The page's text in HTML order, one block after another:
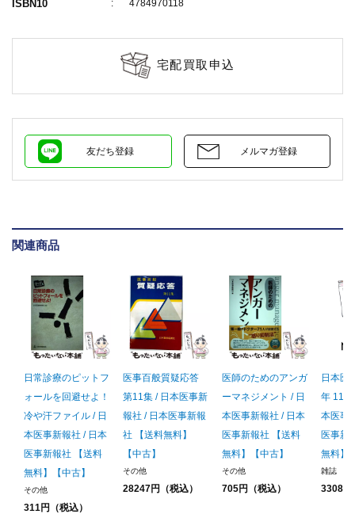
ISBN10 4784970118
宅配買取申込
友だち登録 メルマガ登録
関連商品
日常診療のピットフ
ォールを回避せよ！
冷や汗ファイル / 日
本医事新報社 / 日本
医事新報社 【送料
無料】【中古】
その他
311円（税込）
医事百般質疑応答
第11集 / 日本医事新
報社 / 日本医事新報
社 【送料無料】
【中古】
その他
28247円（税込）
医師のためのアンガ
ーマネジメント / 日
本医事新報社 / 日本
医事新報社 【送料
無料】【中古】
その他
705円（税込）
日本医
年 11/
本医事
医事新
無料】
雑誌
33083